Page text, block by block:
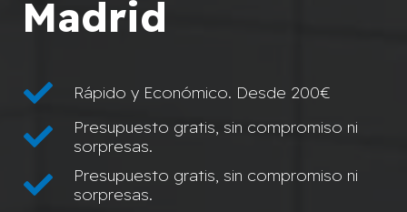
Madrid
Rápido y Económico. Desde 200€
Presupuesto gratis, sin compromiso ni
sorpresas.
Presupuesto gratis, sin compromiso ni
sorpresas.